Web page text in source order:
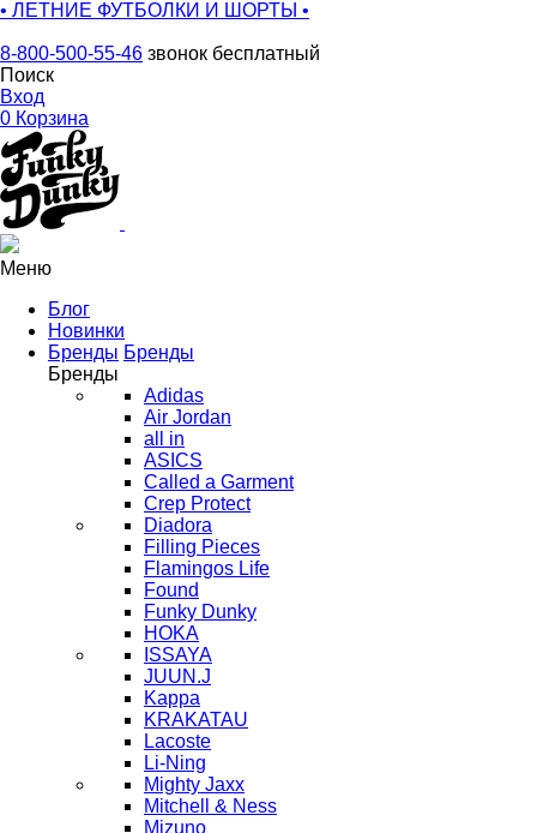
• ЛЕТНИЕ ФУТБОЛКИ И ШОРТЫ •
8-800-500-55-46 звонок бесплатный
Поиск
Вход
0 Корзина
Меню
Блог
Новинки
Бренды Бренды
Бренды
Adidas
Air Jordan
all in
ASICS
Called a Garment
Crep Protect
Diadora
Filling Pieces
Flamingos Life
Found
Funky Dunky
HOKA
ISSAYA
JUUN.J
Kappa
KRAKATAU
Lacoste
Li-Ning
Mighty Jaxx
Mitchell & Ness
Mizuno